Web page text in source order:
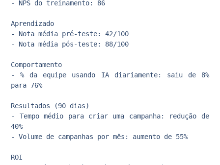
- NPS do treinamento: 86
Aprendizado
- Nota média pré-teste: 42/100
- Nota média pós-teste: 88/100
Comportamento
- % da equipe usando IA diariamente: saiu de 8%
para 76%
Resultados (90 dias)
- Tempo médio para criar uma campanha: redução de
40%
- Volume de campanhas por mês: aumento de 55%
ROI